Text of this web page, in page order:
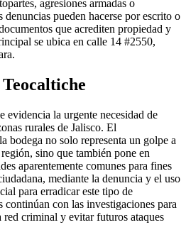
agresiones armadas o
denuncias pueden hacerse por escrito o
que acrediten propiedad y
se ubica en calle 14 #2550,
evidencia la urgente necesidad de
rurales de Jalisco. El
bodega no solo representa un golpe a
sino que también pone en
aparentemente comunes para fines
mediante la denuncia y el uso
para erradicar este tipo de
continúan con las investigaciones para
red criminal y evitar futuros ataques